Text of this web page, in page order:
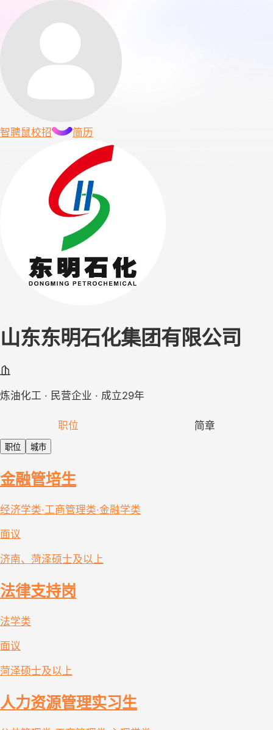
智聘鼠校招 简历
山东东明石化集团有限公司
炼油化工 · 民营企业 · 成立29年
职位 简章
职位 城市
金融管培生
经济学类·工商管理类·金融学类
面议
济南、菏泽硕士及以上
法律支持岗
法学类
面议
菏泽硕士及以上
人力资源管理实习生